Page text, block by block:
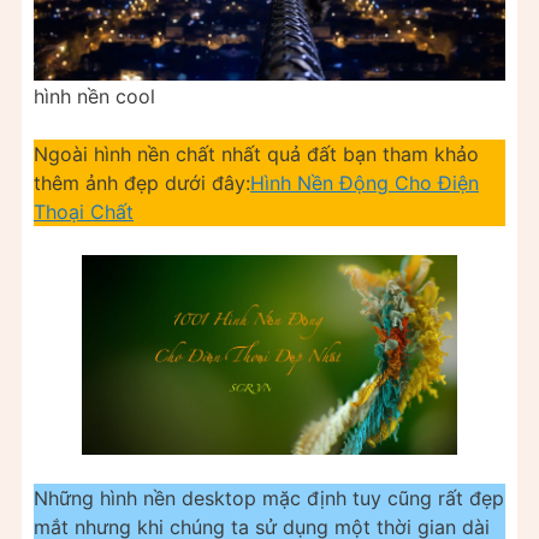
hình nền cool
Ngoài hình nền chất nhất quả đất bạn tham khảo
thêm ảnh đẹp dưới đây:Hình Nền Động Cho Điện
Thoại Chất
Những hình nền desktop mặc định tuy cũng rất đẹp
mắt nhưng khi chúng ta sử dụng một thời gian dài